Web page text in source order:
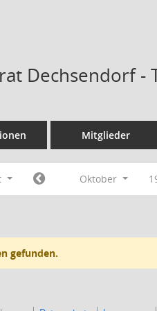
Dechsendorf -
Mitglieder
Oktober
gefunden.